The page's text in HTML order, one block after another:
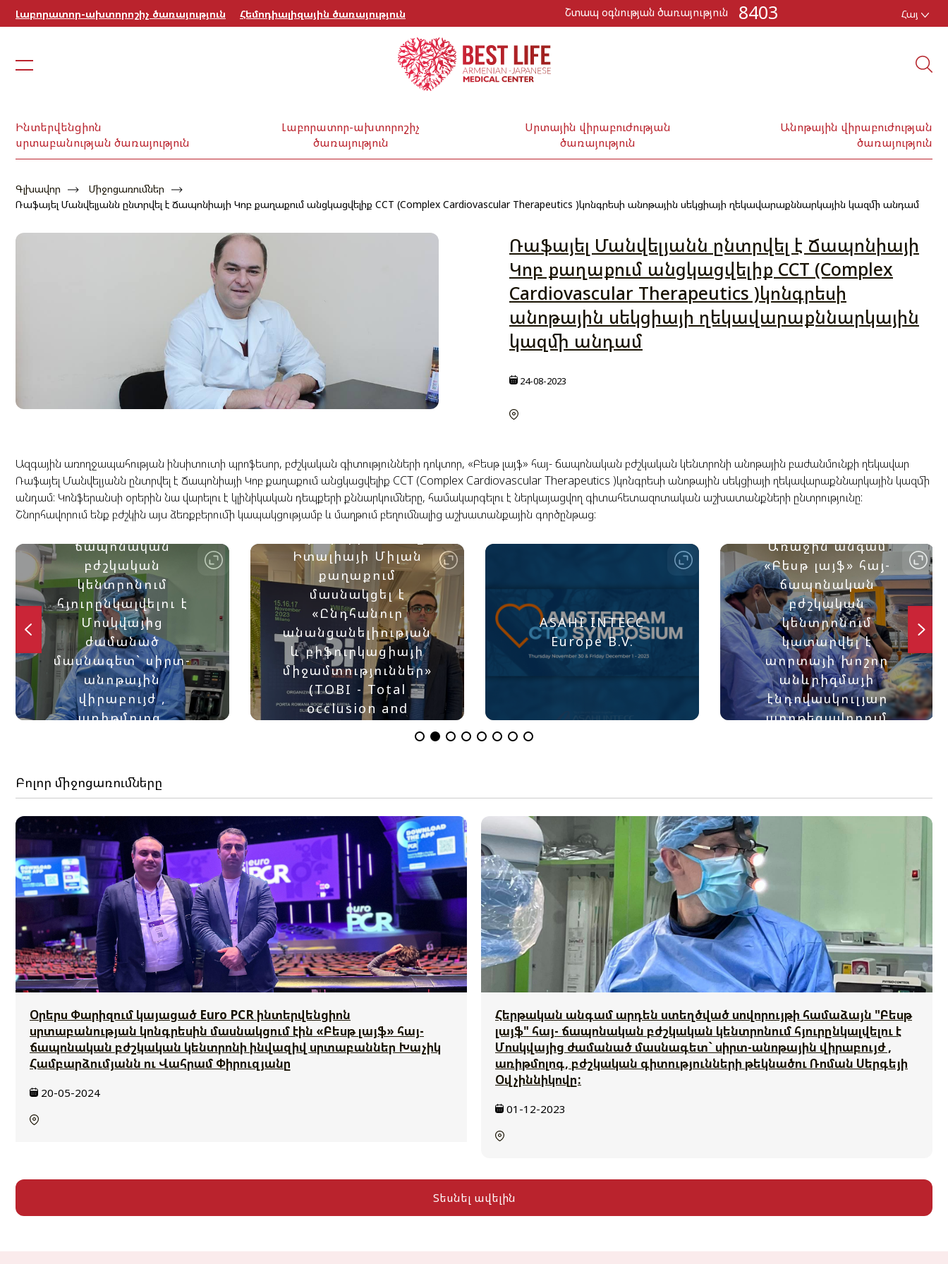
Լաբորատոր-ախտորոշիչ ծառայություն Հեմոդիալիզային ծառայություն Շտապ օգնության ծառայություն 8403 Հայ
Ինտերվենցիոն
սրտաբանության ծառայություն
Լաբորատոր-ախտորոշիչ
ծառայություն
Սրտային վիրաբուժության
ծառայություն
Անոթային վիրաբուժության
ծառայություն
Գլխավոր
Միջոցառումներ
Ռաֆայել Մանվելյանն ընտրվել է Ճապոնիայի Կոբ քաղաքում անցկացվելիք CCT (Complex Cardiovascular Therapeutics )կոնգրեսի անոթային սեկցիայի ղեկավարաքննարկային կազմի անդամ
Ռաֆայել Մանվելյանն ընտրվել է Ճապոնիայի
Կոբ քաղաքում անցկացվելիք CCT (Complex
Cardiovascular Therapeutics )կոնգրեսի
անոթային սեկցիայի ղեկավարաքննարկային
կազմի անդամ
24-08-2023
Ազգային առողջապահության ինսիտուտի պրոֆեսոր, բժշկական գիտությունների դոկտոր, «Բեսթ լայֆ» հայ- ճապոնական բժշկական կենտրոնի անոթային բաժանմունքի ղեկավար
Ռաֆայել Մանվելյանն ընտրվել է Ճապոնիայի Կոբ քաղաքում անցկացվելիք CCT (Complex Cardiovascular Therapeutics )կոնգրեսի անոթային սեկցիայի ղեկավարաքննարկային կազմի
անդամ: Կոնֆերանսի օրերին նա վարելու է կլինիկական դեպքերի քննարկումները, համակարգելու է ներկայացվող գիտահետազոտական աշխատանքների ընտրությունը:
Շնորհավորում ենք բժշկին այս ձեռքբերումի կապակցությամբ և մաղթում բեղումնալից աշխատանքային գործընթաց:
արդեն ստեղծված
սովորույթի
համաձայն "Բեսթ
լայֆ" հայ-
ճապոնական
բժշկական
կենտրոնում
հյուրընկալվելու է
Մոսկվայից
ժամանած
մասնագետ` սիրտ-
անոթային
վիրաբույժ ,
առիթմոլոգ,
թեկնածու Ռոման
Սերգեյի
Օվչիննիկովը:
Խաչիկ
Համբարձումյանը
Իտալիայի Միլան
քաղաքում
մասնակցել է
«Ընդհանուր
անանցանելիության
և բիֆուրկացիայի
միջամտություններ»
(TOBI - Total
occlusion and
ASAHI INTECC
Europe B.V.
Առաջին անգամ
«Բեսթ լայֆ» հայ-
ճապոնական
բժշկական
կենտրոնում
կատարվել է
աորտայի խոշոր
անևրիզմայի
էնդովասկուլյար
պրոթեզավորում
Բոլոր միջոցառումները
Օրերս Փարիզում կայացած Euro PCR ինտերվենցիոն
սրտաբանության կոնգրեսին մասնակցում էին «Բեսթ լայֆ» հայ-
ճապոնական բժշկական կենտրոնի ինվազիվ սրտաբաններ Խաչիկ
Համբարձումյանն ու Վահրամ Փիրուզյանը
20-05-2024
Հերթական անգամ արդեն ստեղծված սովորույթի համաձայն "Բեսթ
լայֆ" հայ- ճապոնական բժշկական կենտրոնում հյուրընկալվելու է
Մոսկվայից ժամանած մասնագետ` սիրտ-անոթային վիրաբույժ ,
առիթմոլոգ, բժշկական գիտությունների թեկնածու Ռոման Սերգեյի
Օվչիննիկովը:
01-12-2023
Տեսնել ավելին